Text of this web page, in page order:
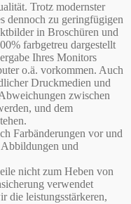
Trotz modernster
dennoch zu geringfügigen
in Broschüren und
farbgetreu dargestellt
Ihres Monitors
o.ä. vorkommen. Auch
Druckmedien und
zwischen
und dem
Farbänderungen vor und
und
nicht zum Heben von
verwendet
die leistungsstärkeren,